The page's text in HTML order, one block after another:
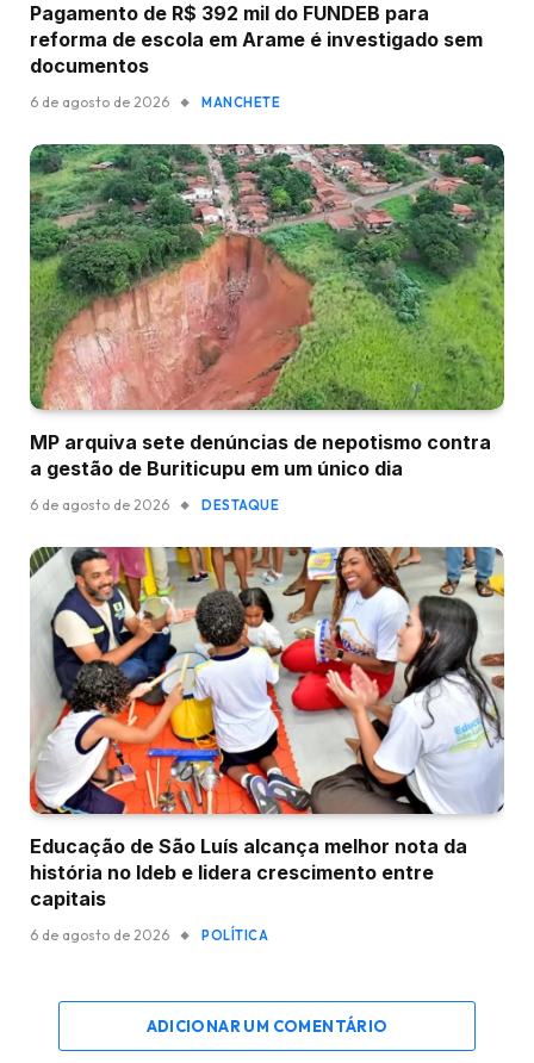
Pagamento de R$ 392 mil do FUNDEB para
reforma de escola em Arame é investigado sem
documentos
6 de agosto de 2026 MANCHETE
MP arquiva sete denúncias de nepotismo contra
a gestão de Buriticupu em um único dia
6 de agosto de 2026 DESTAQUE
Educação de São Luís alcança melhor nota da
história no Ideb e lidera crescimento entre
capitais
6 de agosto de 2026 POLÍTICA
ADICIONAR UM COMENTÁRIO